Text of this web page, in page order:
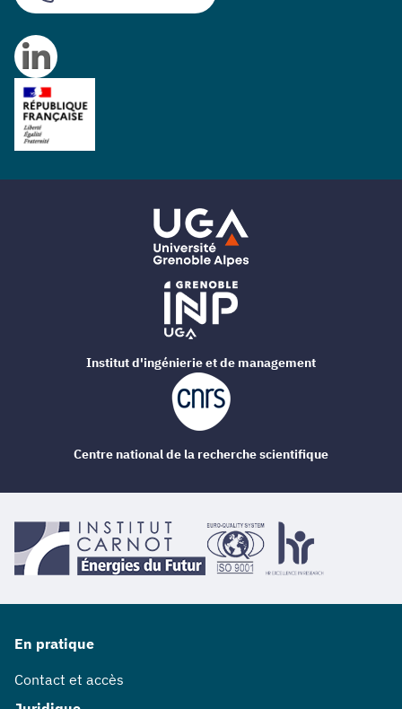
En pratique
Contact et accès
Institut d'ingénierie et de management
Centre national de la recherche scientifique